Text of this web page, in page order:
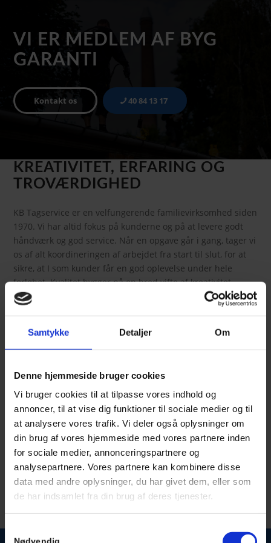
Samtykke Detaljer Om
Denne hjemmeside bruger cookies
Vi bruger cookies til at tilpasse vores indhold og
annoncer, til at vise dig funktioner til sociale medier og til
at analysere vores trafik. Vi deler også oplysninger om
din brug af vores hjemmeside med vores partnere inden
for sociale medier, annonceringspartnere og
analysepartnere. Vores partnere kan kombinere disse
data med andre oplysninger, du har givet dem, eller som
de har indsamlet fra din brug af deres tjenester.
Samtykkevalg
Nødvendig
VI ER MEDLEM AF BYG
GARANTI
Kontakt os 40 84 13 17
KREATIVITET, ERFARING OG
TROVÆRDIGHED
KB Tagservice er en velfungerende familievirksomhed siden
1970. Vi har altid fokus på kunderne og på at levere godt
håndværk og god service. Når en opgave går i gang, tager vi
os af alt koordineringen af arbejdet fra start til slut, for at
sikre, at I som kunder får en god oplevelse under hele
forløbet. Kvalitet bygger på en bred vifte af kreativitet,
erfaring, troværdighed og en professionel sparring med